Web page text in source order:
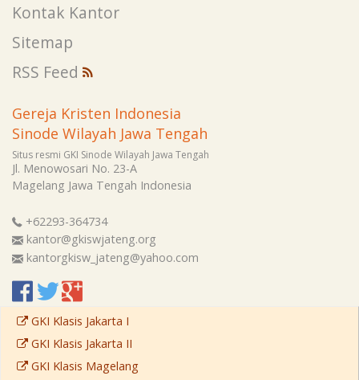
Kontak Kantor
Sitemap
RSS Feed
Gereja Kristen Indonesia
Sinode Wilayah Jawa Tengah
Situs resmi GKI Sinode Wilayah Jawa Tengah
Jl. Menowosari No. 23-A
Magelang Jawa Tengah Indonesia
+62293-364734
kantor@gkiswjateng.org
kantorgkisw_jateng@yahoo.com
GKI Klasis Jakarta I
GKI Klasis Jakarta II
GKI Klasis Magelang